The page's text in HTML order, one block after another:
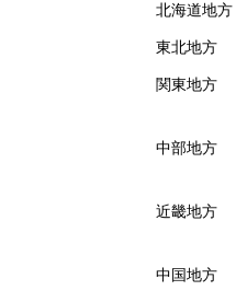
北海道地方
東北地方
関東地方
中部地方
近畿地方
中国地方